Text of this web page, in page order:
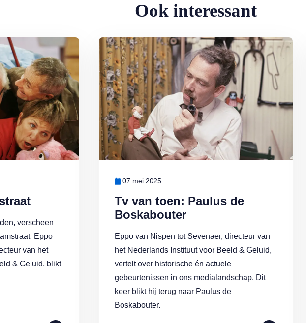
Ook interessant
verscheen
Eppo
van het
& Geluid, blikt
Tv van toen: Paulus de
Boskabouter
07 mei 2025
Eppo van Nispen tot Sevenaer, directeur van
het Nederlands Instituut voor Beeld & Geluid,
vertelt over historische én actuele
gebeurtenissen in ons medialandschap. Dit
keer blikt hij terug naar Paulus de
Boskabouter.
Lees meer over Tv van toen: Paulus de Boskabouter